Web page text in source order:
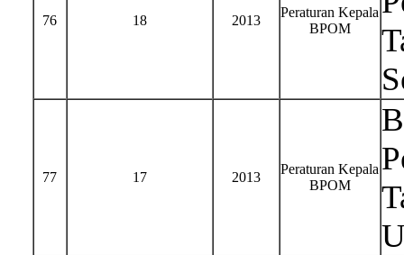
76 18 2013
Peraturan Kepala
BPOM
77 17 2013
Peraturan Kepala
BPOM